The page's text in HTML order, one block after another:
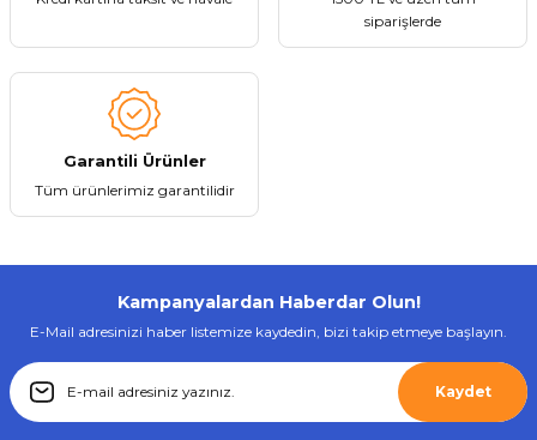
siparişlerde
Garantili Ürünler
Tüm ürünlerimiz garantilidir
Kampanyalardan Haberdar Olun!
E-Mail adresinizi haber listemize kaydedin, bizi takip etmeye başlayın.
Kaydet